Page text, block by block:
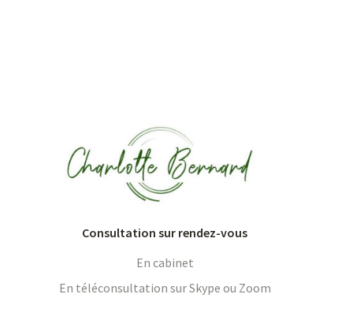
Consultation sur rendez-vous
En cabinet
En téléconsultation sur Skype ou Zoom